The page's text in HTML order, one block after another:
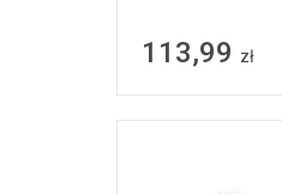
113,99 zł